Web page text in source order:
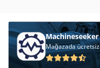
Machineseeker
Mağazada ücretsiz